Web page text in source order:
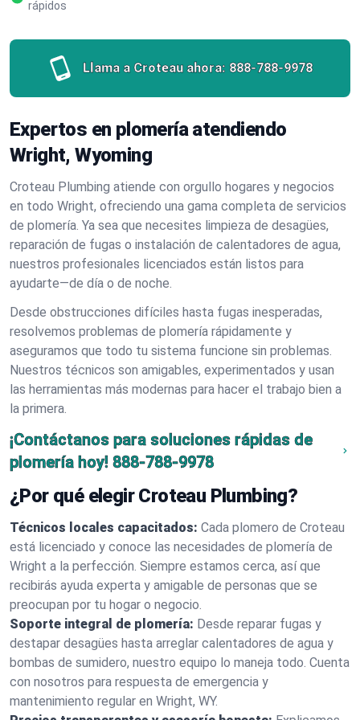
rápidos
Llama a Croteau ahora: 888-788-9978
Expertos en plomería atendiendo
Wright, Wyoming
Croteau Plumbing atiende con orgullo hogares y negocios
en todo Wright, ofreciendo una gama completa de servicios
de plomería. Ya sea que necesites limpieza de desagües,
reparación de fugas o instalación de calentadores de agua,
nuestros profesionales licenciados están listos para
ayudarte—de día o de noche.
Desde obstrucciones difíciles hasta fugas inesperadas,
resolvemos problemas de plomería rápidamente y
aseguramos que todo tu sistema funcione sin problemas.
Nuestros técnicos son amigables, experimentados y usan
las herramientas más modernas para hacer el trabajo bien a
la primera.
¡Contáctanos para soluciones rápidas de
plomería hoy! 888-788-9978
¿Por qué elegir Croteau Plumbing?
Técnicos locales capacitados: Cada plomero de Croteau
está licenciado y conoce las necesidades de plomería de
Wright a la perfección. Siempre estamos cerca, así que
recibirás ayuda experta y amigable de personas que se
preocupan por tu hogar o negocio.
Soporte integral de plomería: Desde reparar fugas y
destapar desagües hasta arreglar calentadores de agua y
bombas de sumidero, nuestro equipo lo maneja todo. Cuenta
con nosotros para respuesta de emergencia y
mantenimiento regular en Wright, WY.